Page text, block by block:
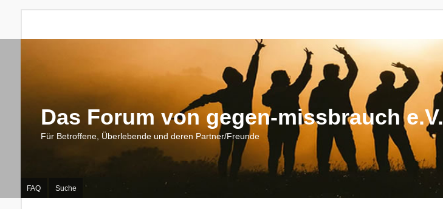
Das Forum von gegen-missbrauch e.V.
Für Betroffene, Überlebende und deren Partner/Freunde
FAQ Suche